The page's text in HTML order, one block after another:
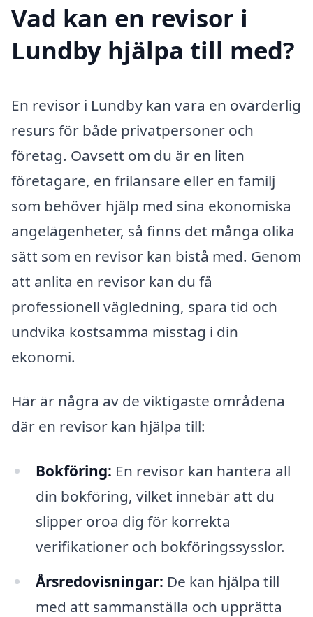
Vad kan en revisor i
Lundby hjälpa till med?
En revisor i Lundby kan vara en ovärderlig
resurs för både privatpersoner och
företag. Oavsett om du är en liten
företagare, en frilansare eller en familj
som behöver hjälp med sina ekonomiska
angelägenheter, så finns det många olika
sätt som en revisor kan bistå med. Genom
att anlita en revisor kan du få
professionell vägledning, spara tid och
undvika kostsamma misstag i din
ekonomi.
Här är några av de viktigaste områdena
där en revisor kan hjälpa till:
Bokföring: En revisor kan hantera all
din bokföring, vilket innebär att du
slipper oroa dig för korrekta
verifikationer och bokföringssysslor.
Årsredovisningar: De kan hjälpa till
med att sammanställa och upprätta